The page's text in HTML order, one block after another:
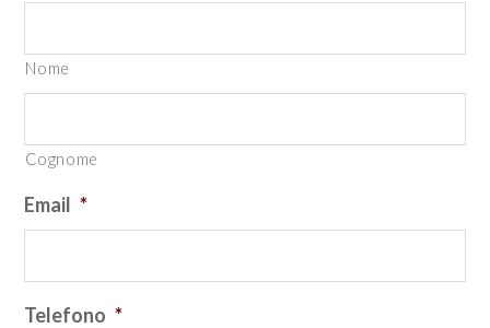
Nome
Cognome
Email *
Telefono *